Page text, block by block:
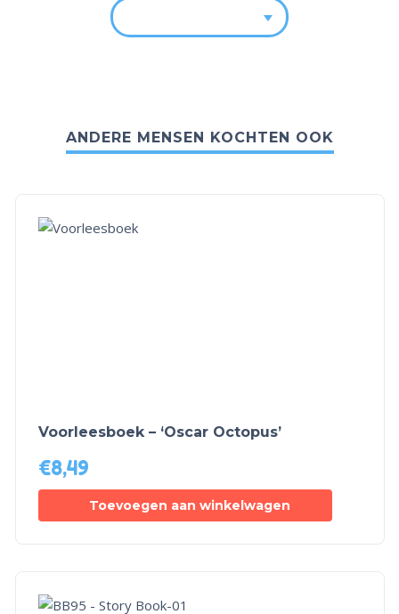
ANDERE MENSEN KOCHTEN OOK
Voorleesboek – ‘Oscar Octopus’
€8,49
Toevoegen aan winkelwagen